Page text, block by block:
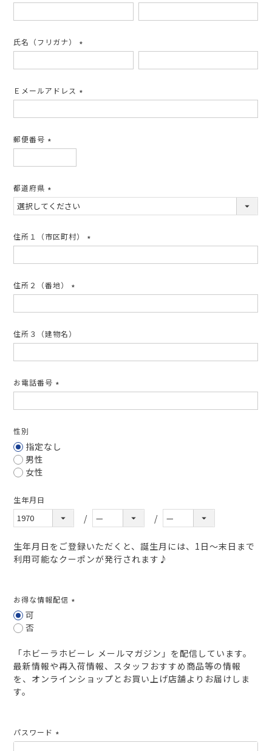
須)
氏名（フリガナ）
須)
Ｅメールアドレス
須)
郵便番号
須)
都道府県
(必
須)
住所１（市区町村）
須)
住所２（番地）
須)
住所３（建物名）
お電話番号
須)
性別
指定なし
男性
女性
生年月日
生年月日をご登録いただくと、誕生月には、1日～末日まで
利用可能なクーポンが発行されます♪
お得な情報配信
可
否
「ホビーラホビーレ メールマガジン」を配信しています。
最新情報や再入荷情報、スタッフおすすめ商品等の情報
を、オンラインショップとお買い上げ店舗よりお届けしま
す。
パスワード